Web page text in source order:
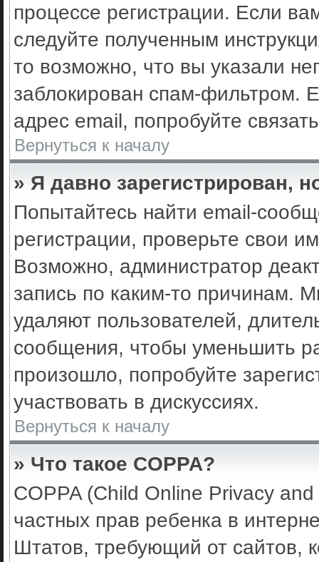
процессе регистрации. Если
следуйте полученным
то возможно, что вы указали
заблокирован спам-фильтром.
адрес email, попробуйте
Вернуться к началу
» Я давно зарегистрирован,
Попытайтесь найти email-
регистрации, проверьте свои
Возможно, администратор
запись по каким-то причинам.
удаляют пользователей,
сообщения, чтобы уменьшить
произошло, попробуйте
участвовать в дискуссиях.
Вернуться к началу
» Что такое COPPA?
COPPA (Child Online Privacy
частных прав ребенка в
Штатов, требующий от сайтов,